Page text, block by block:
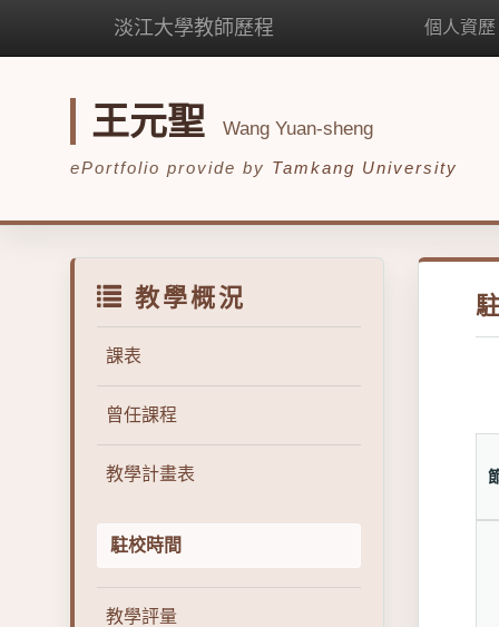
淡江大學教師歷程 個人資歷
王元聖 Wang Yuan-sheng
ePortfolio provide by Tamkang University
教學概況
課表
曾任課程
教學計畫表
駐校時間
教學評量